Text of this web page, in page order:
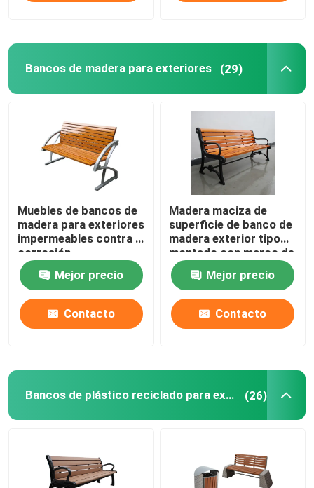
Estacionamientos para bicicletas
Bollardo exterior
Granas plantaciones al aire libre
El basurero para perros
Paraguas para patios al aire libre
Protectores de árboles de metal
Bancos de madera para exteriores (29)
Muebles de bancos de
madera para exteriores
impermeables contra la
corrosión
Mejor precio
Contacto
Madera maciza de
superficie de banco de
madera exterior tipo
montado con marco de
acero negro
Mejor precio
Contacto
Bancos de plástico reciclado para exteriores (26)